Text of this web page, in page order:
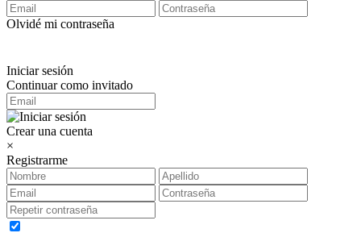
Olvidé mi contraseña
Iniciar sesión
Continuar como invitado
Crear una cuenta
×
Registrarme